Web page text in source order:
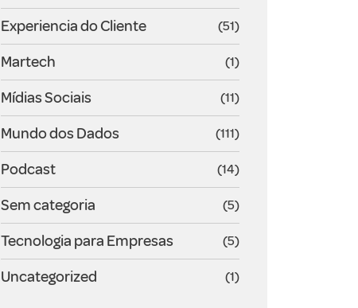
Experiencia do Cliente (51)
Martech (1)
Mídias Sociais (11)
Mundo dos Dados (111)
Podcast (14)
Sem categoria (5)
Tecnologia para Empresas (5)
Uncategorized (1)